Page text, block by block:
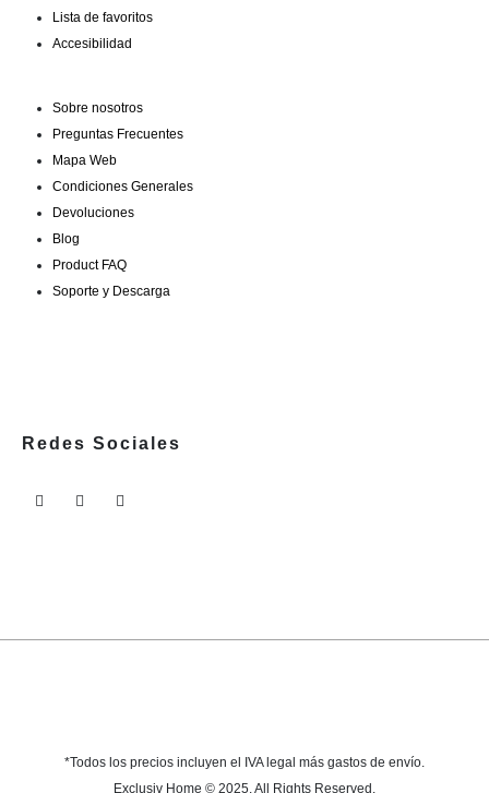
Lista de favoritos
Accesibilidad
Sobre nosotros
Preguntas Frecuentes
Mapa Web
Condiciones Generales
Devoluciones
Blog
Product FAQ
Soporte y Descarga
Redes Sociales
*Todos los precios incluyen el IVA legal más gastos de envío.
Exclusiv Home © 2025. All Rights Reserved.